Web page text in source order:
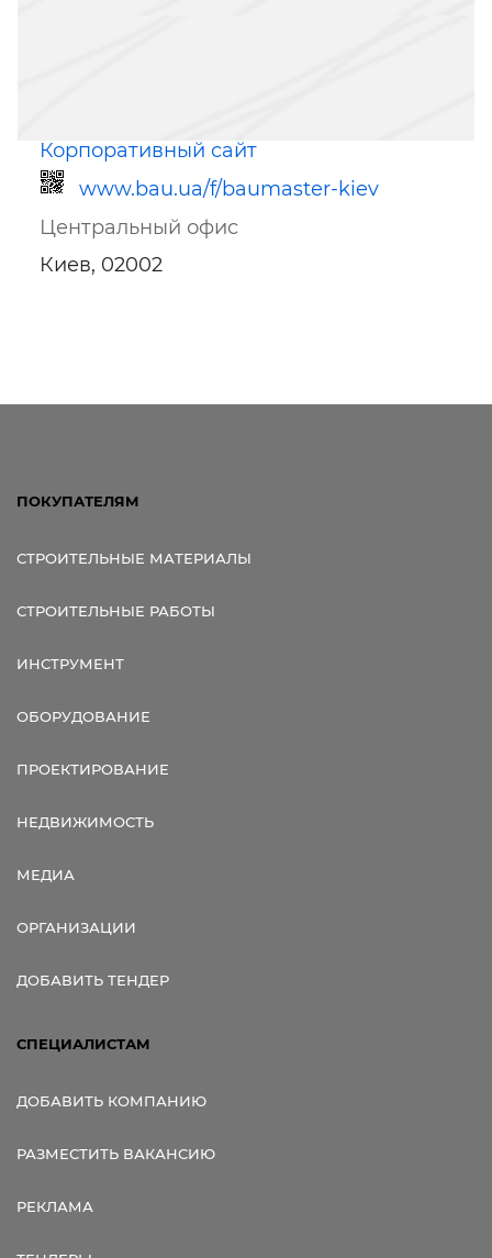
Корпоративный сайт
www.bau.ua/f/baumaster-kiev
Центральный офис
Киев, 02002
ПОКУПАТЕЛЯМ
СТРОИТЕЛЬНЫЕ МАТЕРИАЛЫ
СТРОИТЕЛЬНЫЕ РАБОТЫ
ИНСТРУМЕНТ
ОБОРУДОВАНИЕ
ПРОЕКТИРОВАНИЕ
НЕДВИЖИМОСТЬ
МЕДИА
ОРГАНИЗАЦИИ
ДОБАВИТЬ ТЕНДЕР
СПЕЦИАЛИСТАМ
ДОБАВИТЬ КОМПАНИЮ
РАЗМЕСТИТЬ ВАКАНСИЮ
РЕКЛАМА